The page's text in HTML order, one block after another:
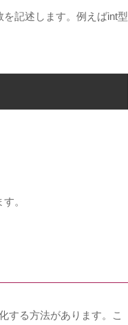
を記述します。例えばint型
。
する方法があります。こ